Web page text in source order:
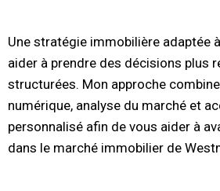
Une stratégie immobilière adaptée
aider à prendre des décisions plus
structurées. Mon approche
numérique, analyse du marché et
personnalisé afin de vous aider à
dans le marché immobilier de